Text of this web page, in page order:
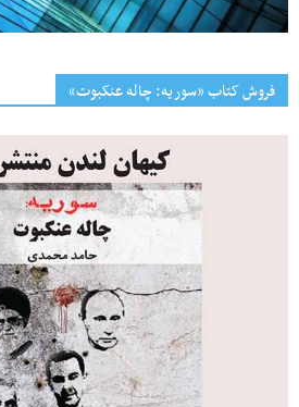
فروش کتاب «سوریه: چاله عنکبوت»